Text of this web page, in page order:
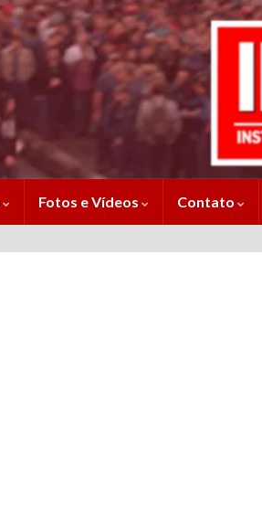
Fotos e Vídeos Contato